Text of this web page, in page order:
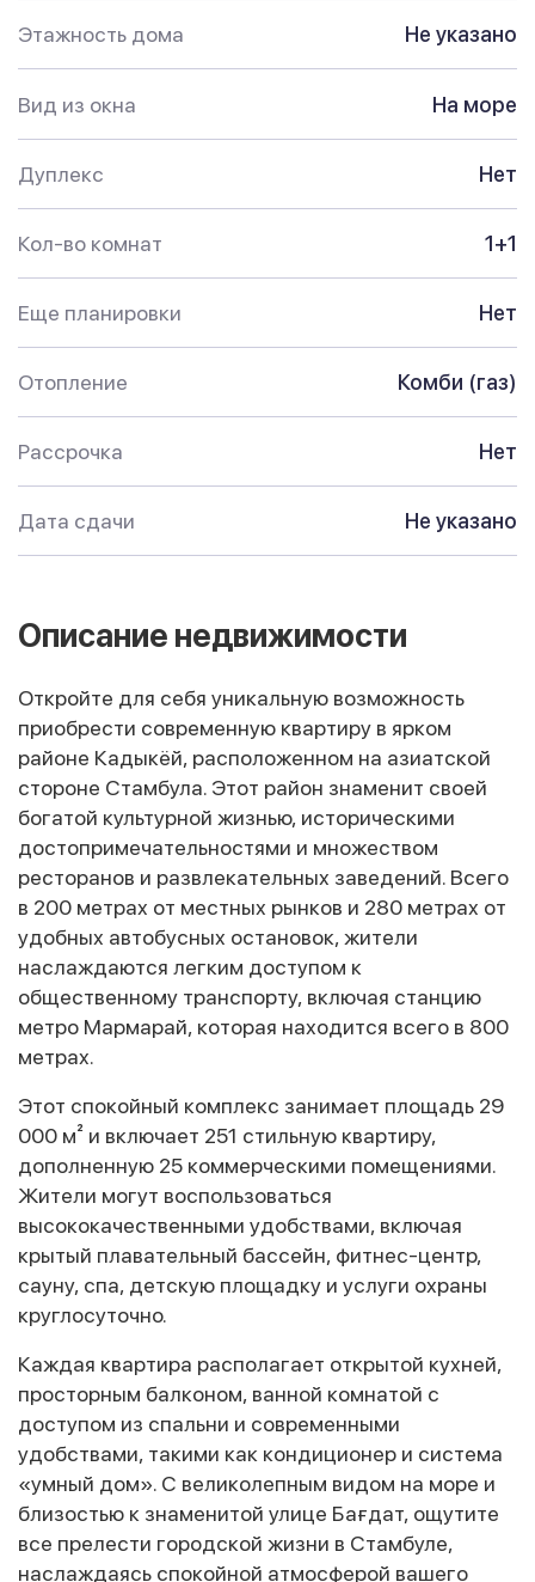
Этажность дома Не указано
Вид из окна На море
Дуплекс Нет
Кол-во комнат 1+1
Еще планировки Нет
Отопление Комби (газ)
Рассрочка Нет
Дата сдачи Не указано
Описание недвижимости
Откройте для себя уникальную возможность
приобрести современную квартиру в ярком
районе Кадыкёй, расположенном на азиатской
стороне Стамбула. Этот район знаменит своей
богатой культурной жизнью, историческими
достопримечательностями и множеством
ресторанов и развлекательных заведений. Всего
в 200 метрах от местных рынков и 280 метрах от
удобных автобусных остановок, жители
наслаждаются легким доступом к
общественному транспорту, включая станцию
метро Мармарай, которая находится всего в 800
метрах.
Этот спокойный комплекс занимает площадь 29
000 м² и включает 251 стильную квартиру,
дополненную 25 коммерческими помещениями.
Жители могут воспользоваться
высококачественными удобствами, включая
крытый плавательный бассейн, фитнес-центр,
сауну, спа, детскую площадку и услуги охраны
круглосуточно.
Каждая квартира располагает открытой кухней,
просторным балконом, ванной комнатой с
доступом из спальни и современными
удобствами, такими как кондиционер и система
«умный дом». С великолепным видом на море и
близостью к знаменитой улице Бағдат, ощутите
все прелести городской жизни в Стамбуле,
наслаждаясь спокойной атмосферой вашего